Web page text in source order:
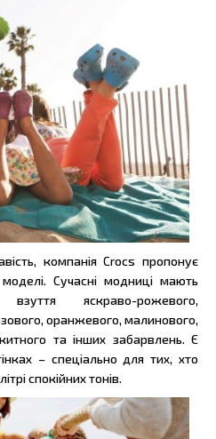
компанія Crocs пропонує
Сучасні модниці мають
яскраво-рожевого,
оранжевого, малинового,
та інших забарвлень. Є
– спеціально для тих, хто
спокійних тонів.